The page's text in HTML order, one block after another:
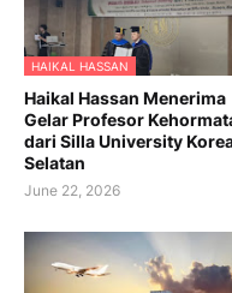
HAIKAL HASSAN
Haikal Hassan Menerima
Gelar Profesor
dari Silla University
Selatan
June 22, 2026